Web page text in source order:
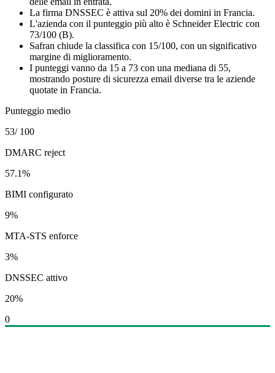
La firma DNSSEC è attiva sul 20% dei domini in Francia.
L'azienda con il punteggio più alto è Schneider Electric con
73/100 (B).
Safran chiude la classifica con 15/100, con un significativo
margine di miglioramento.
I punteggi vanno da 15 a 73 con una mediana di 55,
mostrando posture di sicurezza email diverse tra le aziende
quotate in Francia.
Punteggio medio
53/ 100
DMARC reject
57.1%
BIMI configurato
9%
MTA-STS enforce
3%
DNSSEC attivo
20%
0